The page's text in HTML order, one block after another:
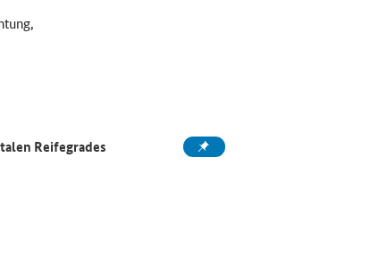
Reifegrades